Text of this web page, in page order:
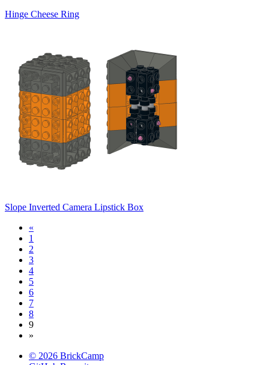
Hinge Cheese Ring
Slope Inverted Camera Lipstick Box
«
1
2
3
4
5
6
7
8
9
»
© 2026 BrickCamp